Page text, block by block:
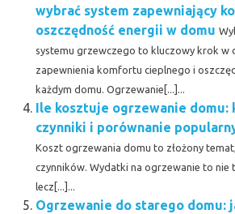
wybrać system zapewniający
oszczędność energii w domu
systemu grzewczego to kluczowy krok w
zapewnienia komfortu cieplnego i
każdym domu. Ogrzewanie[...]...
Ile kosztuje ogrzewanie domu:
czynniki i porównanie
Koszt ogrzewania domu to złożony
czynników. Wydatki na ogrzewanie to nie
lecz[...]...
Ogrzewanie do starego domu: